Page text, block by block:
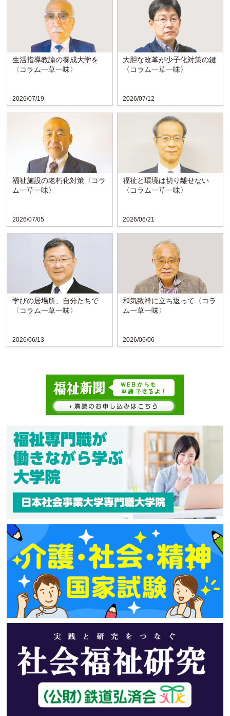
2026/07/19
生活指導教諭の養成大学を
〈コラム一草一味〉
2026/07/12
大胆な改革が少子化対策の鍵
〈コラム一草一味〉
2026/07/05
福祉施設の老朽化対策〈コラ
ム一草一味〉
2026/06/21
福祉と環境は切り離せない
〈コラム一草一味〉
2026/06/13
学びの居場所、自分たちで
〈コラム一草一味〉
2026/06/06
和気致祥に立ち返って〈コラ
ム一草一味〉